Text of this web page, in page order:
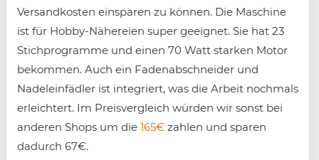
Versandkosten einsparen zu können. Die Maschine
ist für Hobby-Nähereien super geeignet. Sie hat 23
Stichprogramme und einen 70 Watt starken Motor
bekommen. Auch ein Fadenabschneider und
Nadeleinfädler ist integriert, was die Arbeit nochmals
erleichtert. Im Preisvergleich würden wir sonst bei
anderen Shops um die 165€ zahlen und sparen
dadurch 67€.